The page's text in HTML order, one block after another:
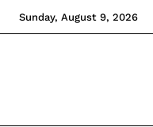
Sunday, August 9, 2026